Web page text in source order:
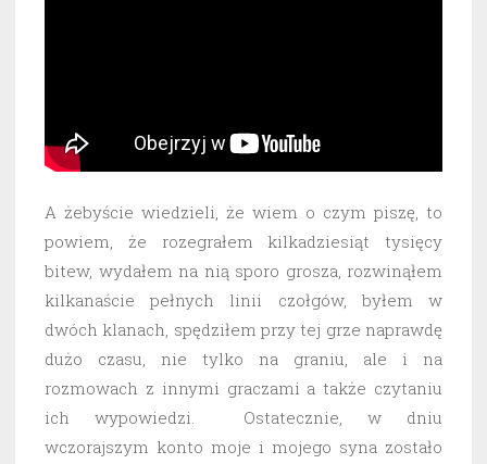
A żebyście wiedzieli, że wiem o czym piszę, to
powiem, że rozegrałem kilkadziesiąt tysięcy
bitew, wydałem na nią sporo grosza, rozwinąłem
kilkanaście pełnych linii czołgów, byłem w
dwóch klanach, spędziłem przy tej grze naprawdę
dużo czasu, nie tylko na graniu, ale i na
rozmowach z innymi graczami a także czytaniu
ich wypowiedzi. Ostatecznie, w dniu
wczorajszym konto moje i mojego syna zostało